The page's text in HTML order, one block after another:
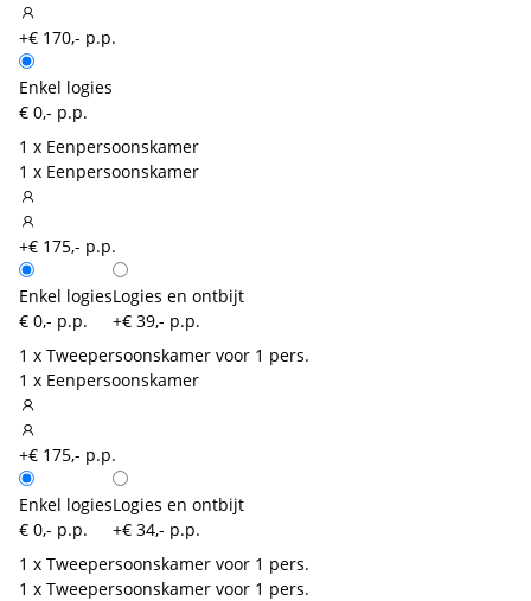
+€ 170,- p.p.
Enkel logies
€ 0,- p.p.
1 x Eenpersoonskamer
1 x Eenpersoonskamer
+€ 175,- p.p.
Enkel logies
€ 0,- p.p.
Logies en ontbijt
+€ 39,- p.p.
1 x Tweepersoonskamer voor 1 pers.
1 x Eenpersoonskamer
+€ 175,- p.p.
Enkel logies
€ 0,- p.p.
Logies en ontbijt
+€ 34,- p.p.
1 x Tweepersoonskamer voor 1 pers.
1 x Tweepersoonskamer voor 1 pers.